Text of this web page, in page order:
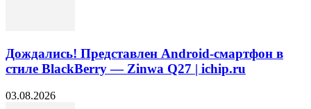
Дождались! Представлен Android-смартфон в
стиле BlackBerry — Zinwa Q27 | ichip.ru
03.08.2026